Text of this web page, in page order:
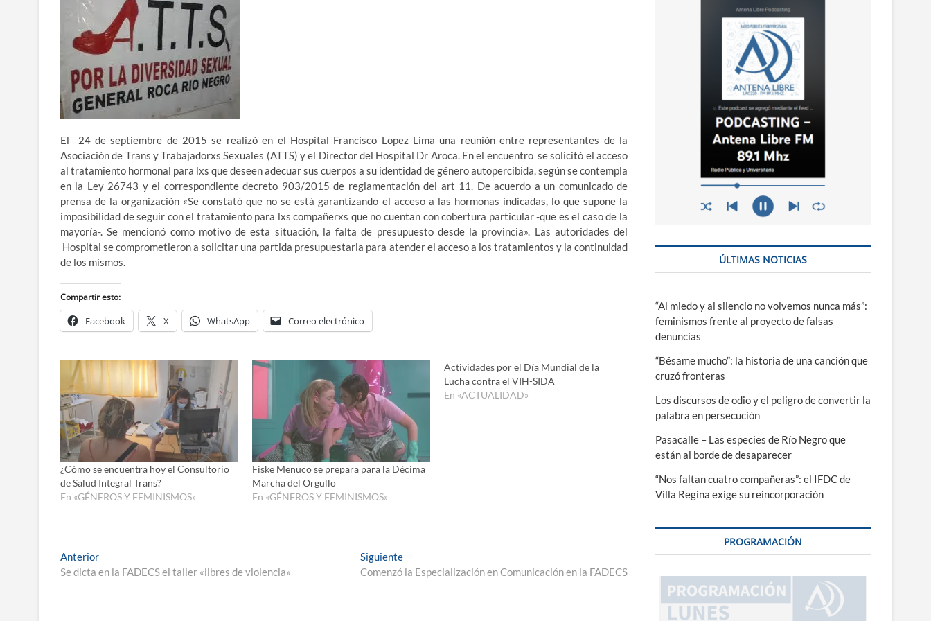
El 24 de septiembre de 2015 se realizó en el Hospital Francisco Lopez Lima una reunión entre representantes de la
Asociación de Trans y Trabajadorxs Sexuales (ATTS) y el Director del Hospital Dr Aroca. En el encuentro se solicitó el acceso
al tratamiento hormonal para lxs que deseen adecuar sus cuerpos a su identidad de género autopercibida, según se contempla
en la Ley 26743 y el correspondiente decreto 903/2015 de reglamentación del art 11. De acuerdo a un comunicado de
prensa de la organización «Se constató que no se está garantizando el acceso a las hormonas indicadas, lo que supone la
imposibilidad de seguir con el tratamiento para lxs compañerxs que no cuentan con cobertura particular -que es el caso de la
mayoría-. Se mencionó como motivo de esta situación, la falta de presupuesto desde la provincia». Las autoridades del
Hospital se comprometieron a solicitar una partida presupuestaria para atender el acceso a los tratamientos y la continuidad
de los mismos.
Compartir esto:
Facebook X WhatsApp Correo electrónico
¿Cómo se encuentra hoy el Consultorio
de Salud Integral Trans?
En «GÉNEROS Y FEMINISMOS»
Fiske Menuco se prepara para la Décima
Marcha del Orgullo
En «GÉNEROS Y FEMINISMOS»
Actividades por el Día Mundial de la
Lucha contra el VIH-SIDA
En «ACTUALIDAD»
Navegación
de
AnteriorEntrada
anterior:
Se dicta en la FADECS el taller «libres de violencia»
SiguienteEntrada
siguiente:
Comenzó la Especialización en Comunicación en la FADECS
ÚLTIMAS NOTICIAS
“Al miedo y al silencio no volvemos nunca más”:
feminismos frente al proyecto de falsas
denuncias
“Bésame mucho”: la historia de una canción que
cruzó fronteras
Los discursos de odio y el peligro de convertir la
palabra en persecución
Pasacalle – Las especies de Río Negro que
están al borde de desaparecer
“Nos faltan cuatro compañeras”: el IFDC de
Villa Regina exige su reincorporación
PROGRAMACIÓN